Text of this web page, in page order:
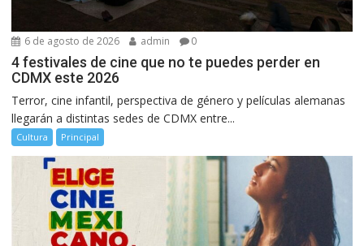
6 de agosto de 2026 admin 0
4 festivales de cine que no te puedes perder en
CDMX este 2026
Terror, cine infantil, perspectiva de género y películas alemanas
llegarán a distintas sedes de CDMX entre...
Cultura Principal